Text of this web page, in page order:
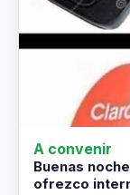
A convenir
Buenas
ofrezco